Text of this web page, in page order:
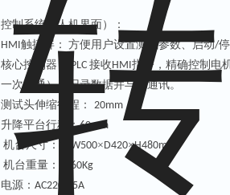
控制系统（人机界面）：
‌HMI触摸屏： 方便用户设置测试参数、启动/
核心控制器：
‌ PLC 接收HMI指令，精确控制电
一次导通）、记录数据并与
PC通讯。
测试头伸缩行程：
20mm
升降平台行程：60mm
机台尺寸：约
W500×D420×H480mm
机台重量：约
60Kg
电源： AC220V 5A